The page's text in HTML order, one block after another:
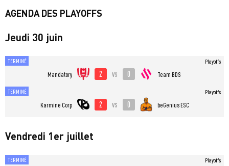
AGENDA DES PLAYOFFS
Jeudi 30 juin
TERMINÉ
Mandatory 2 vs 0 Team BDS
Playoffs
TERMINÉ
Karmine Corp 2 vs 0 beGenius ESC
Playoffs
Vendredi 1er juillet
TERMINÉ Playoffs